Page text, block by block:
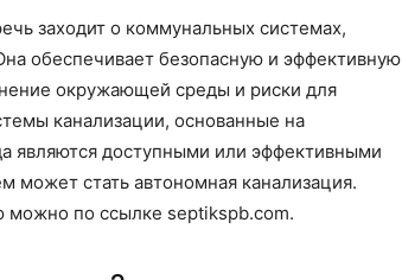
заходит о коммунальных системах,
обеспечивает безопасную и эффективную
окружающей среды и риски для
канализации, основанные на
являются доступными или эффективными
стать автономная канализация.
можно по ссылке septikspb.com.